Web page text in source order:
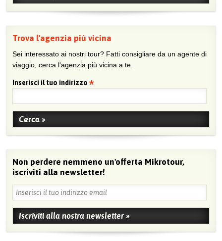
Trova l'agenzia più vicina
Sei interessato ai nostri tour? Fatti consigliare da un agente di
viaggio, cerca l'agenzia più vicina a te.
Inserisci il tuo indirizzo
Non perdere nemmeno un'offerta Mikrotour,
iscriviti alla newsletter!